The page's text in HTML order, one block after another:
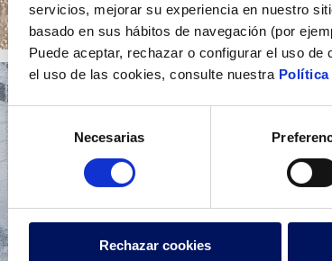
servicios, mejorar su experiencia en nuestro
basado en sus hábitos de navegación (por
Puede aceptar, rechazar o configurar el uso
el uso de las cookies, consulte nuestra Política
Selección
de
consentimiento
Necesarias
Rechazar cookies